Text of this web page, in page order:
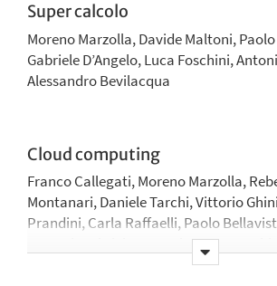
Marfia
Super calcolo
Moreno Marzolla, Davide Maltoni,
Gabriele D’Angelo, Luca Foschini,
Alessandro Bevilacqua
Cloud computing
Franco Callegati, Moreno Marzolla,
Montanari, Daniele Tarchi, Vittorio
Prandini, Carla Raffaelli, Paolo
Cerroni, Gabriele D’Angelo, Luca